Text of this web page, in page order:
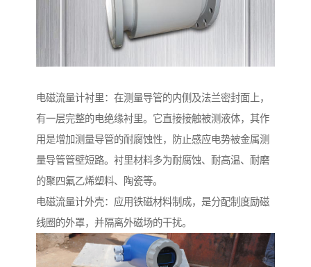
电磁流量计衬里：在测量导管的内侧及法兰密封面上，
有一层完整的电绝缘衬里。它直接接触被测液体，其作
用是增加测量导管的耐腐蚀性，防止感应电势被金属测
量导管管壁短路。衬里材料多为耐腐蚀、耐高温、耐磨
的聚四氟乙烯塑料、陶瓷等。
电磁流量计外壳：应用铁磁材料制成，是分配制度励磁
线圈的外罩，并隔离外磁场的干扰。